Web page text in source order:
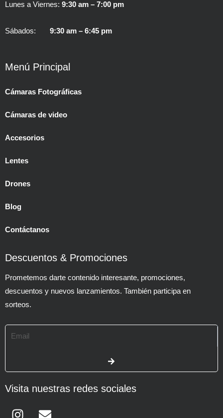
Lunes a Viernes: 9:30 am – 7:00 pm
Sábados: 9:30 am – 6:45 pm
Menú Principal
Cámaras Fotográficas
Cámaras de video
Accesorios
Lentes
Drones
Blog
Contáctanos
Descuentos & Promociones
Prometemos darte contenido interesante, promociones,
descuentos y nuevos lanzamientos. También participa en
sorteos.
Visita nuestras redes sociales
InstagramEnvelope